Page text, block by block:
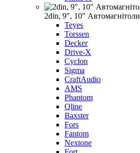
2din, 9", 10" Автомагнітоли
Teyes
Torssen
Decker
Drive-X
Cyclon
Sigma
CraftAudio
AMS
Phantom
Qline
Baxster
Fors
Fantom
Nextone